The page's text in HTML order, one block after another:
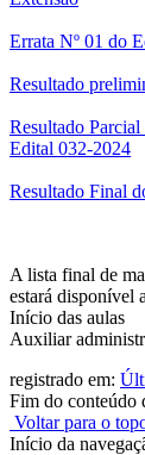
Errata Nº 01 do
Resultado
Resultado
Edital 032-2024
Resultado Final
A lista final de
estará disponível
Início das aulas
Auxiliar
registrado em:
Fim do conteúdo
Voltar para o
Início da